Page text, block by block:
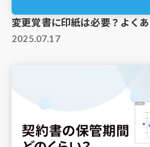
変更覚書に印紙は必要？よく
2025.07.17